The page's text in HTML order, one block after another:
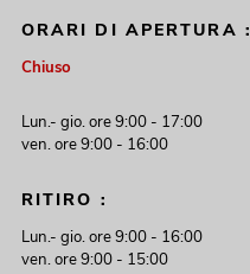
ORARI DI APERTURA :
Chiuso
Lun.- gio. ore 9:00 - 17:00
ven. ore 9:00 - 16:00
RITIRO :
Lun.- gio. ore 9:00 - 16:00
ven. ore 9:00 - 15:00